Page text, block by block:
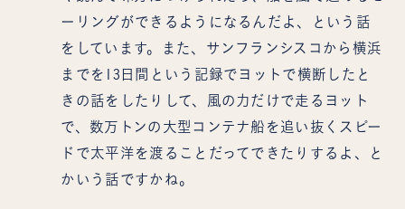
ーリングができるようになるんだよ、という話
をしています。また、サンフランシスコから横浜
までを13日間という記録でヨットで横断したと
きの話をしたりして、風の力だけで走るヨット
で、数万トンの大型コンテナ船を追い抜くスピー
ドで太平洋を渡ることだってできたりするよ、と
かいう話ですかね。